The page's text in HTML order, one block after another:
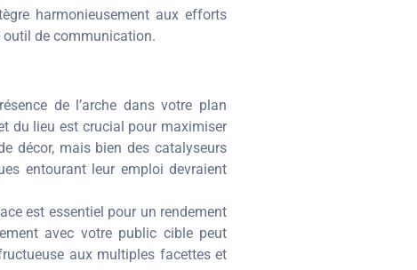
harmonieusement aux efforts
outil de communication.
de l’arche dans votre plan
du lieu est crucial pour maximiser
décor, mais bien des catalyseurs
entourant leur emploi devraient
est essentiel pour un rendement
avec votre public cible peut
aux multiples facettes et